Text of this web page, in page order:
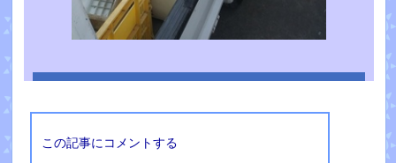
この記事にコメントする